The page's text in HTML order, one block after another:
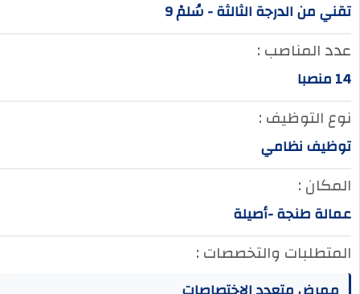
تقني من الدرجة الثالثة - سُلمْ 9
عدد المناصب :
14 منصبا
نوع التوظيف :
توظيف نظامي
المكان :
عمالة طنجة -أصيلة
المتطلبات والتخصصات :